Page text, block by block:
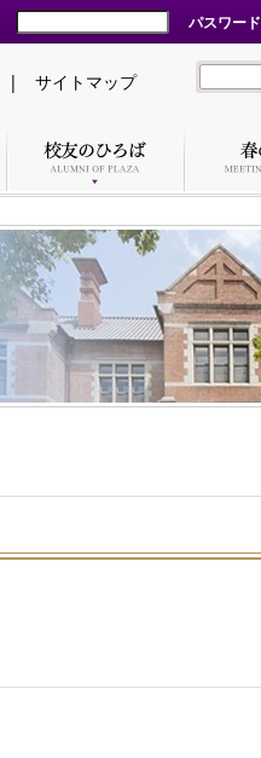
パスワード
| サイトマップ